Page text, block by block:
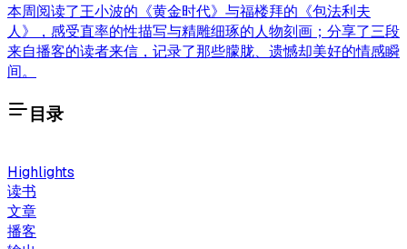
本周阅读了王小波的《黄金时代》与福楼拜的《包法利夫
人》，感受直率的性描写与精雕细琢的人物刻画；分享了三段
来自播客的读者来信，记录了那些朦胧、遗憾却美好的情感瞬
间。
目录
Highlights
读书
文章
播客